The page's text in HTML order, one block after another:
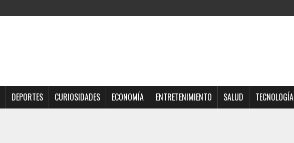
DEPORTES CURIOSIDADES ECONOMÍA ENTRETENIMIENTO SALUD TECNOLOGÍA